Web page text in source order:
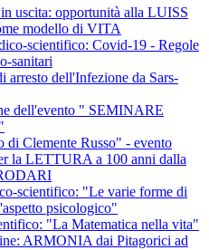
uscita: opportunità alla LUISS
modello di VITA
scientifico: Covid-19 - Regole
sanitari
arresto dell'Infezione da Sars-
dell'evento " SEMINARE
di Clemente Russo" - evento
la LETTURA a 100 anni dalla
scientifico: "Le varie forme di
psicologico"
"La Matematica nella vita"
ARMONIA dai Pitagorici ad